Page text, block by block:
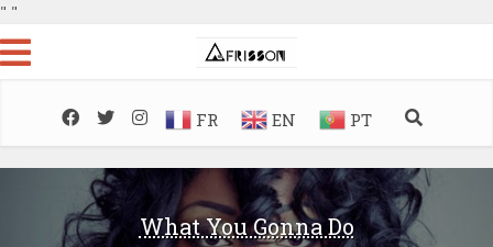
" "
FR EN PT
What You Gonna Do